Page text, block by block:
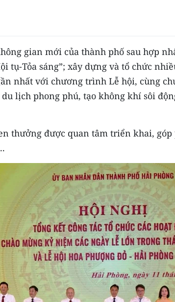
gian mới của thành phố sau hợp
tụ-Tỏa sáng”; xây dựng và tổ chức
nhất với chương trình Lễ hội, cùng
lịch phong phú, tạo không khí sôi
thưởng được quan tâm triển khai, góp